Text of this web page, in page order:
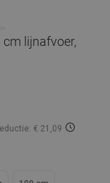
lijnafvoer,
€ 21,09